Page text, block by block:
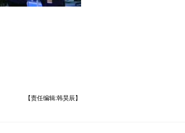
【责任编辑:韩昊辰】